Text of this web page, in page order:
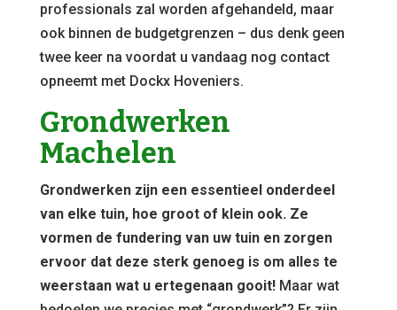
professionals zal worden afgehandeld, maar
ook binnen de budgetgrenzen – dus denk geen
twee keer na voordat u vandaag nog contact
opneemt met Dockx Hoveniers.
Grondwerken
Machelen
Grondwerken zijn een essentieel onderdeel
van elke tuin, hoe groot of klein ook. Ze
vormen de fundering van uw tuin en zorgen
ervoor dat deze sterk genoeg is om alles te
weerstaan wat u ertegenaan gooit!Maar wat